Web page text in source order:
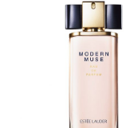
Voeg